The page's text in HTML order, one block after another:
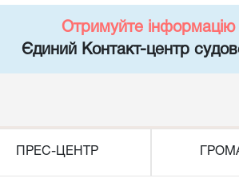
Отримуйте
Єдиний Контакт-центр
ПРЕС-ЦЕНТР